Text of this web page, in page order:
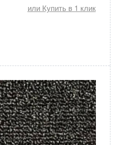
или Купить в 1 клик